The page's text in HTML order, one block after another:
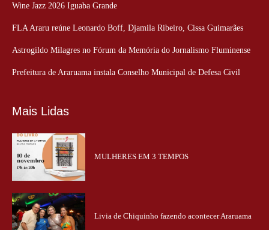
Wine Jazz 2026 Iguaba Grande
FLA Araru reúne Leonardo Boff, Djamila Ribeiro, Cissa Guimarães
Astrogildo Milagres no Fórum da Memória do Jornalismo Fluminense
Prefeitura de Araruama instala Conselho Municipal de Defesa Civil
Mais Lidas
MULHERES EM 3 TEMPOS
Livia de Chiquinho fazendo acontecer Araruama